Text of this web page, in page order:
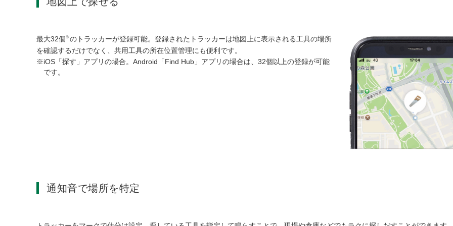
最大32個 ※のトラッカーが登録可能。登録されたトラッカーは地図上に表示される工具の場所
を確認するだけでなく、共用工具の所在位置管理にも便利です。
iOS「探す」アプリの場合。Android「Find Hub」アプリの場合は、32個以上の登録が可能
です。
通知音で場所を特定